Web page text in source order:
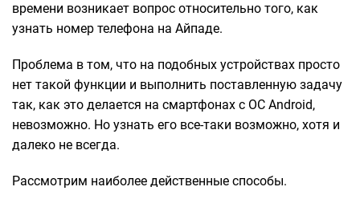
времени возникает вопрос относительно того, как
узнать номер телефона на Айпаде.
Проблема в том, что на подобных устройствах просто
нет такой функции и выполнить поставленную задачу
так, как это делается на смартфонах с ОС Android,
невозможно. Но узнать его все-таки возможно, хотя и
далеко не всегда.
Рассмотрим наиболее действенные способы.